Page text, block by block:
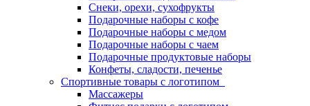
Снеки, орехи, сухофрукты
Подарочные наборы с кофе
Подарочные наборы с медом
Подарочные наборы с чаем
Подарочные продуктовые наборы
Конфеты, сладости, печенье
Спортивные товары с логотипом
Массажеры